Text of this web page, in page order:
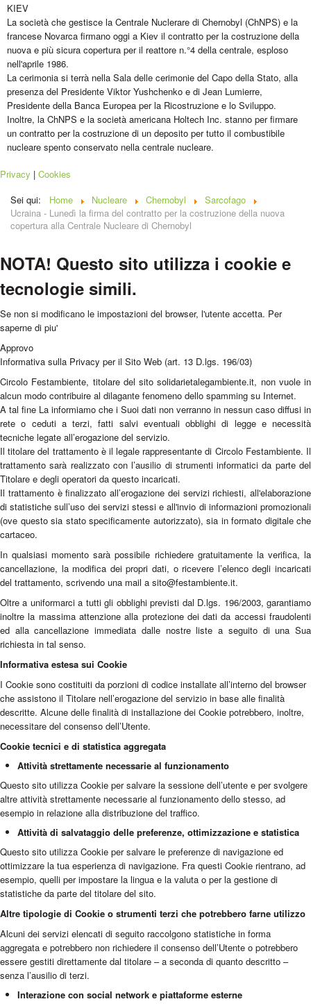
KIEV 
La società che gestisce la Centrale Nuclerare di Chernobyl (ChNPS) e la
francese Novarca firmano oggi a Kiev il contratto per la costruzione della
nuova e più sicura copertura per il reattore n.°4 della centrale, esploso
nell'aprile 1986.
La cerimonia si terrà nella Sala delle cerimonie del Capo della Stato, alla
presenza del Presidente Viktor Yushchenko e di Jean Lumierre,
Presidente della Banca Europea per la Ricostruzione e lo Sviluppo.
Inoltre, la ChNPS e la società americana Holtech Inc. stanno per firmare
un contratto per la costruzione di un deposito per tutto il combustibile
nucleare spento conservato nella centrale nucleare.
Privacy | Cookies
Sei qui:
Home Nucleare Chernobyl
Sarcofago
Ucraina - Lunedì la firma del contratto per la costruzione della nuova
copertura alla Centrale Nucleare di Chernobyl
NOTA! Questo sito utilizza i cookie e
tecnologie simili.
Se non si modificano le impostazioni del browser, l'utente accetta. Per
saperne di piu'
Approvo
Informativa sulla Privacy per il Sito Web (art. 13 D.lgs. 196/03)
Circolo Festambiente, titolare del sito solidarietalegambiente.it, non vuole in
alcun modo contribuire al dilagante fenomeno dello spamming su Internet.
A tal fine La informiamo che i Suoi dati non verranno in nessun caso diffusi in
rete o ceduti a terzi, fatti salvi eventuali obblighi di legge e necessità
tecniche legate all’erogazione del servizio.
Il titolare del trattamento è il legale rappresentante di Circolo Festambiente. Il
trattamento sarà realizzato con l’ausilio di strumenti informatici da parte del
Titolare e degli operatori da questo incaricati.
Il trattamento è finalizzato all’erogazione dei servizi richiesti, all'elaborazione
di statistiche sull’uso dei servizi stessi e all'invio di informazioni promozionali
(ove questo sia stato specificamente autorizzato), sia in formato digitale che
cartaceo.
In qualsiasi momento sarà possibile richiedere gratuitamente la verifica, la
cancellazione, la modifica dei propri dati, o ricevere l’elenco degli incaricati
del trattamento, scrivendo una mail a sito@festambiente.it.
Oltre a uniformarci a tutti gli obblighi previsti dal D.lgs. 196/2003, garantiamo
inoltre la massima attenzione alla protezione dei dati da accessi fraudolenti
ed alla cancellazione immediata dalle nostre liste a seguito di una Sua
richiesta in tal senso.
Informativa estesa sui Cookie
I Cookie sono costituiti da porzioni di codice installate all’interno del browser
che assistono il Titolare nell’erogazione del servizio in base alle finalità
descritte. Alcune delle finalità di installazione dei Cookie potrebbero, inoltre,
necessitare del consenso dell’Utente.
Cookie tecnici e di statistica aggregata
Attività strettamente necessarie al funzionamento
Questo sito utilizza Cookie per salvare la sessione dell’utente e per svolgere
altre attività strettamente necessarie al funzionamento dello stesso, ad
esempio in relazione alla distribuzione del traffico.
Attività di salvataggio delle preferenze, ottimizzazione e statistica
Questo sito utilizza Cookie per salvare le preferenze di navigazione ed
ottimizzare la tua esperienza di navigazione. Fra questi Cookie rientrano, ad
esempio, quelli per impostare la lingua e la valuta o per la gestione di
statistiche da parte del titolare del sito.
Altre tipologie di Cookie o strumenti terzi che potrebbero farne utilizzo
Alcuni dei servizi elencati di seguito raccolgono statistiche in forma
aggregata e potrebbero non richiedere il consenso dell’Utente o potrebbero
essere gestiti direttamente dal titolare – a seconda di quanto descritto –
senza l’ausilio di terzi.
Interazione con social network e piattaforme esterne